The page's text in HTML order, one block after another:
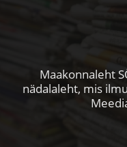
Maakonnaleht
nädalaleht, mis